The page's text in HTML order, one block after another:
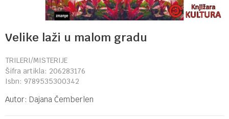
Velike laži u malom gradu
TRILERI/MISTERIJE
Šifra artikla: 206283176
Isbn: 9789535300342
Autor: Dajana Čemberlen